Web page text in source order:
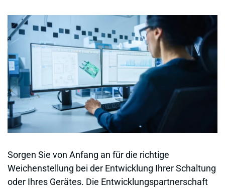
Sorgen Sie von Anfang an für die richtige
Weichenstellung bei der Entwicklung Ihrer Schaltung
oder Ihres Gerätes. Die Entwicklungspartnerschaft